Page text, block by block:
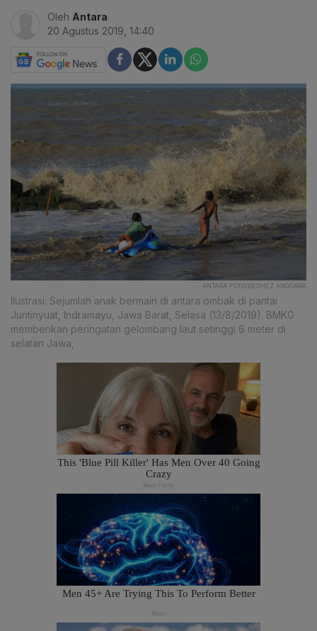
Oleh Antara
20 Agustus 2019, 14:40
ANTARA FOTO/DEDHEZ ANGGARA
Ilustrasi. Sejumlah anak bermain di antara ombak di pantai
Juntinyuat, Indramayu, Jawa Barat, Selasa (13/8/2019). BMKG
memberikan peringatan gelombang laut setinggi 6 meter di
selatan Jawa,